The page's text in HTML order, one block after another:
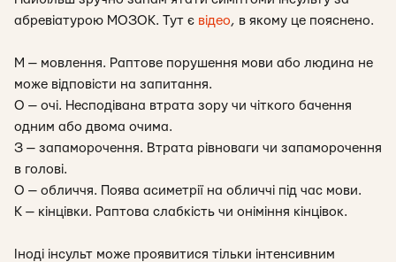
абревіатурою МОЗОК. Тут є відео, в якому це пояснено.
М — мовлення. Раптове порушення мови або людина не
може відповісти на запитання.
О — очі. Несподівана втрата зору чи чіткого бачення
одним або двома очима.
З — запаморочення. Втрата рівноваги чи запаморочення
в голові.
О — обличчя. Поява асиметрії на обличчі під час мови.
К — кінцівки. Раптова слабкість чи оніміння кінцівок.
Іноді інсульт може проявитися тільки інтенсивним